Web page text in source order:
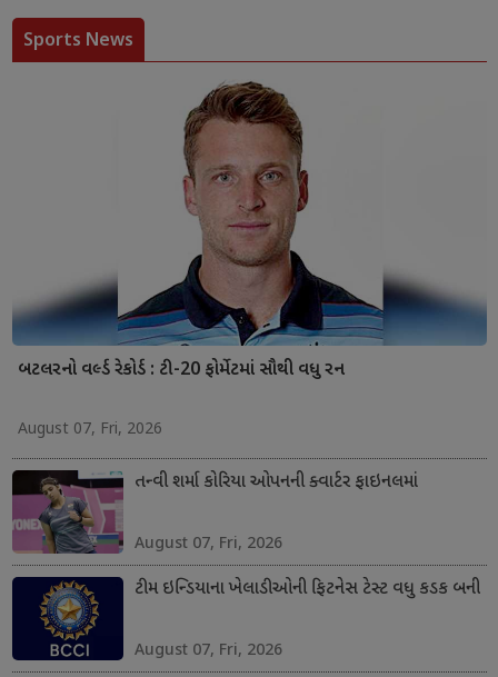
Sports News
બટલરનો વર્લ્ડ રેકોર્ડ : ટી-20 ફોર્મેટમાં સૌથી વધુ રન
August 07, Fri, 2026
તન્વી શર્મા કોરિયા ઓપનની ક્વાર્ટર ફાઇનલમાં
August 07, Fri, 2026
ટીમ ઇન્ડિયાના ખેલાડીઓની ફિટનેસ ટેસ્ટ વધુ કડક બની
August 07, Fri, 2026